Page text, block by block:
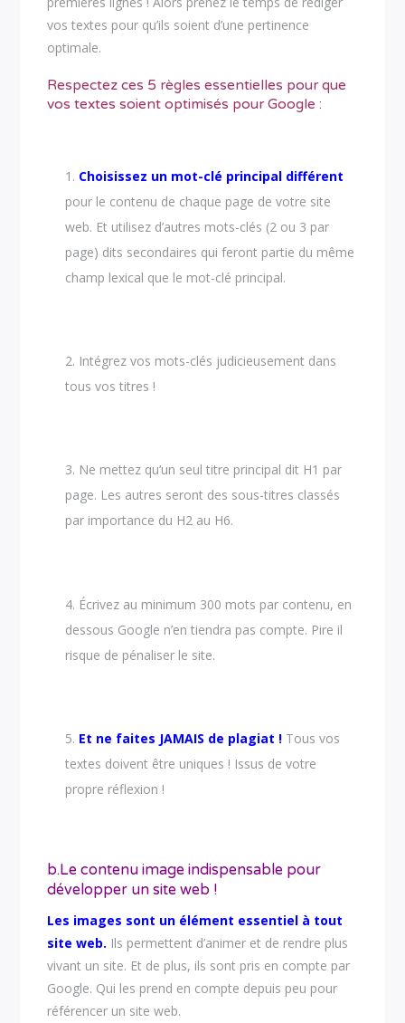
vos textes pour qu’ils soient d’une pertinence
optimale.
Respectez ces 5 règles essentielles pour que
vos textes soient optimisés pour Google :
Choisissez un mot-clé principal différent
pour le contenu de chaque page de votre site
web. Et utilisez d’autres mots-clés (2 ou 3 par
page) dits secondaires qui feront partie du même
champ lexical que le mot-clé principal.
Intégrez vos mots-clés judicieusement dans
tous vos titres !
Ne mettez qu’un seul titre principal dit H1 par
page. Les autres seront des sous-titres classés
par importance du H2 au H6.
Écrivez au minimum 300 mots par contenu, en
dessous Google n’en tiendra pas compte. Pire il
risque de pénaliser le site.
Et ne faites JAMAIS de plagiat ! Tous vos
textes doivent être uniques ! Issus de votre
propre réflexion !
b.Le contenu image indispensable pour
développer un site web !
Les images sont un élément essentiel à tout
site web. Ils permettent d’animer et de rendre plus
vivant un site. Et de plus, ils sont pris en compte par
Google. Qui les prend en compte depuis peu pour
référencer un site web.